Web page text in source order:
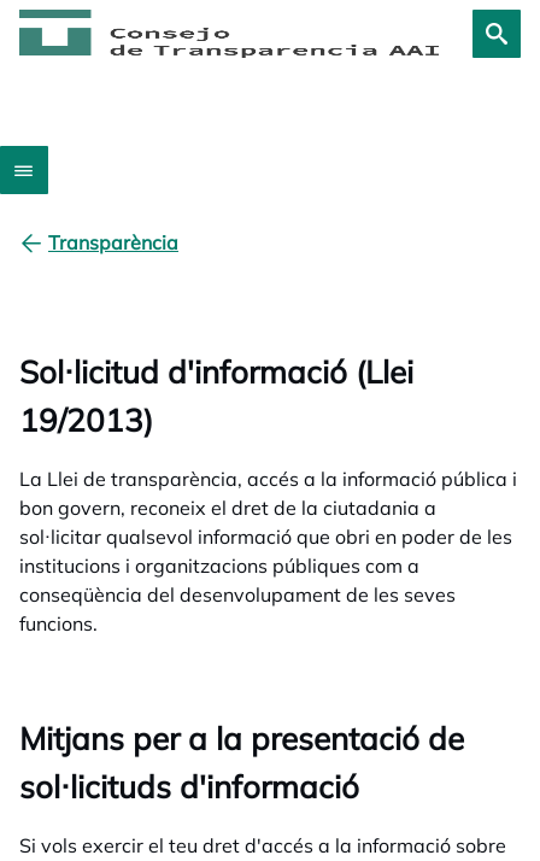
Transparència
Sol·licitud d'informació (Llei
19/2013)
La Llei de transparència, accés a la informació pública i
bon govern, reconeix el dret de la ciutadania a
sol·licitar qualsevol informació que obri en poder de les
institucions i organitzacions públiques com a
conseqüència del desenvolupament de les seves
funcions.
Mitjans per a la presentació de
sol·licituds d'informació
Si vols exercir el teu dret d'accés a la informació sobre